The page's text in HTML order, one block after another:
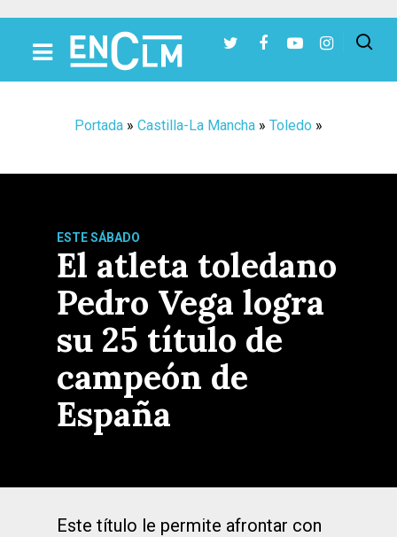
Portada » Castilla-La Mancha » Toledo »
ESTE SÁBADO
El atleta toledano
Pedro Vega logra
su 25 título de
campeón de
España
Este título le permite afrontar con